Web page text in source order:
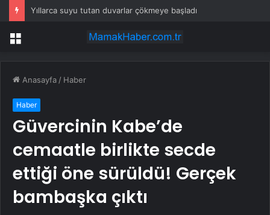
Yıllarca suyu tutan duvarlar çökmeye başladı
Menü
Anasayfa / Haber
Haber
Güvercinin Kabe’de
cemaatle birlikte secde
ettiği öne sürüldü! Gerçek
bambaşka çıktı